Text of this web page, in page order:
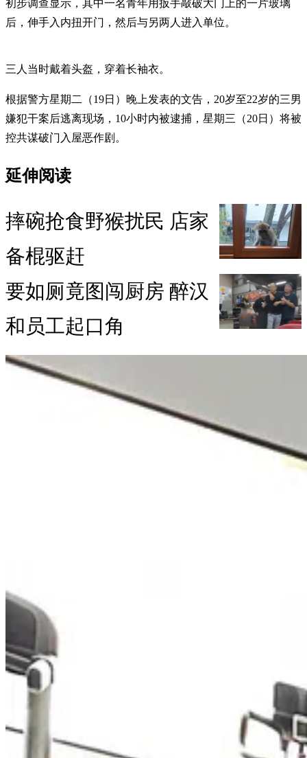
初步调查显示，其中一名青年用扳手敲破大门上的一片玻璃
后，伸手入内扭开门，然后与另两人进入单位。
三人当时戴着头盔，穿着长袖衣。
根据警方星期二（19日）晚上发表的文告，20岁至22岁的三男
嫌犯干案后逃离现场，10小时内被逮捕，星期三（20日）将被
控共谋破门入屋恶作剧。
延伸阅读
摔碗抢食野猴扰民 店家
备棍驱赶
要如厕竟图闯厨房 醉汉
和员工起口角